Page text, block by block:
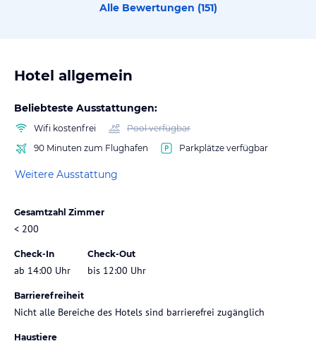
Alle Bewertungen (151)
Hotel allgemein
Beliebteste Ausstattungen:
Wifi kostenfrei
Pool verfügbar
90 Minuten zum Flughafen
Parkplätze verfügbar
Weitere Ausstattung
Gesamtzahl Zimmer
< 200
Check-In
ab 14:00 Uhr
Check-Out
bis 12:00 Uhr
Barrierefreiheit
Nicht alle Bereiche des Hotels sind barrierefrei zugänglich
Haustiere